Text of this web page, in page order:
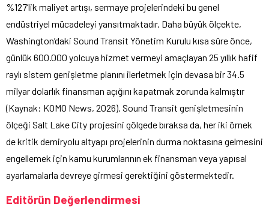
%127’lik maliyet artışı, sermaye projelerindeki bu genel
endüstriyel mücadeleyi yansıtmaktadır. Daha büyük ölçekte,
Washington’daki Sound Transit Yönetim Kurulu kısa süre önce,
günlük 600.000 yolcuya hizmet vermeyi amaçlayan 25 yıllık hafif
raylı sistem genişletme planını ilerletmek için devasa bir 34.5
milyar dolarlık finansman açığını kapatmak zorunda kalmıştır
(Kaynak: KOMO News, 2026). Sound Transit genişletmesinin
ölçeği Salt Lake City projesini gölgede bıraksa da, her iki örnek
de kritik demiryolu altyapı projelerinin durma noktasına gelmesini
engellemek için kamu kurumlarının ek finansman veya yapısal
ayarlamalarla devreye girmesi gerektiğini göstermektedir.
Editörün Değerlendirmesi